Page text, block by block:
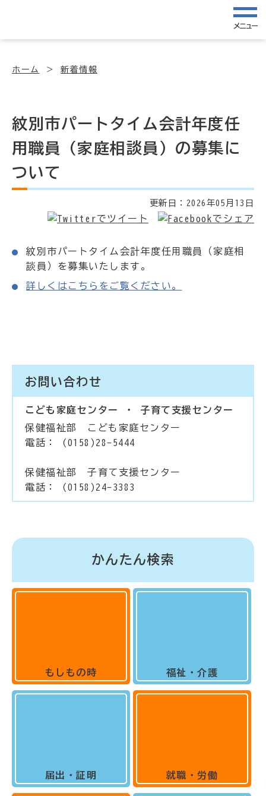
メニュー
ホーム 新着情報
紋別市パートタイム会計年度任
用職員（家庭相談員）の募集に
ついて
更新日： 2026年05月13日
紋別市パートタイム会計年度任用職員（家庭相
談員）を募集いたします。
詳しくはこちらをご覧ください。
お問い合わせ
こども家庭センター ・ 子育て支援センター
保健福祉部 こども家庭センター
電話： (0158)28-5444
保健福祉部 子育て支援センター
電話： (0158)24-3383
かんたん検索
もしもの時
届出・証明
福祉・介護
就職・労働